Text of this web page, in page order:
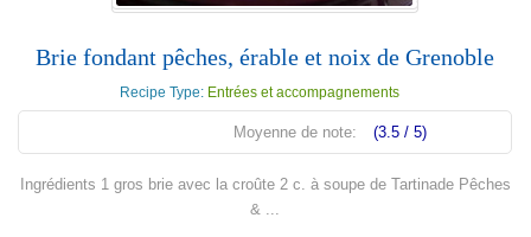
Brie fondant pêches, érable et noix de Grenoble
Recipe Type: Entrées et accompagnements
Moyenne de note: (3.5 / 5)
Ingrédients 1 gros brie avec la croûte 2 c. à soupe de Tartinade Pêches
& ...